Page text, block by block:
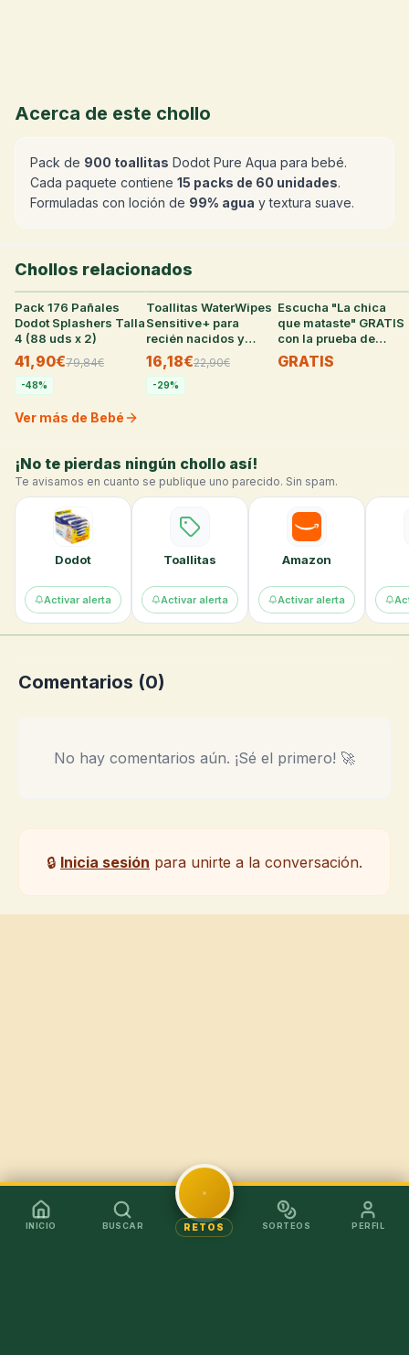
Acerca de este chollo
Pack de 900 toallitas Dodot Pure Aqua para bebé.
Cada paquete contiene 15 packs de 60 unidades.
Formuladas con loción de 99% agua y textura suave.
Chollos relacionados
33
Pack 176 Pañales
Dodot Splashers Talla
4 (88 uds x 2)
41,90€79,84€
-48%
23°
Toallitas WaterWipes
Sensitive+ para
recién nacidos y
bebés (6 paquetes)
16,18€22,90€
-29%
38
Escucha "La chica
que mataste" GRATIS
con la prueba de
Audible
GRATIS
Ver más de Bebé
¡No te pierdas ningún chollo así!
Te avisamos en cuanto se publique uno parecido. Sin spam.
Dodot
Activar alerta
Toallitas
Activar alerta
Amazon
Activar alerta
Comentarios (0)
No hay comentarios aún. ¡Sé el primero! 🚀
🔒 Inicia sesión para unirte a la conversación.
INICIO BUSCAR RETOS SORTEOS PERFIL